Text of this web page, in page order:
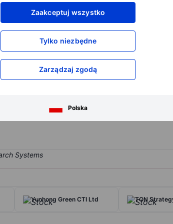
Zaakceptuj wszystko
Tylko niezbędne
Zarządzaj zgodą
Polska
XXXXXXX
XXXXXXX
XXXXXXX
XXXXXXX
Otwórz kontoaby uzyskać dostęp do większej
intelligence (AI) and social media technology
such as photos, videos and messages, while
Yunhong Green CTI Ltd TON